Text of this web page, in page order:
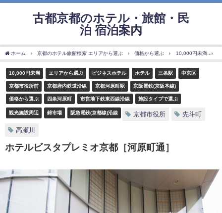
古都京都のホテル・旅館・民
泊 宿泊案内
ホーム 京都のホテル旅館検索 エリアから選ぶ 価格から選ぶ 10,000円未満
10,000円未満 エリアから選ぶ ビジネスホテル ホテル 三条駅 中京区
京都市役所前 京都府内鉄道沿線 京都河原町駅 京阪電鉄(京阪本線)
価格から選ぶ 四条河原町 市営地下鉄東西線沿線 施設タイプで選ぶ
観光施設周辺 錦市場 阪急電鉄(京都線)沿線 京都市役所 先斗町
高瀬川
ホテルビスタプレミオ京都［河原町通］